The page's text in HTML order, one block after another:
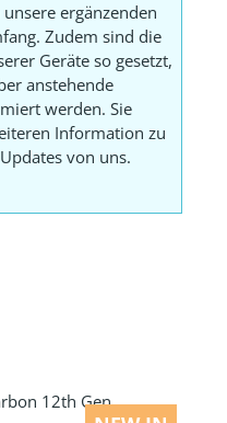
ergänzenden
Zudem sind die
Geräte so gesetzt,
anstehende
werden. Sie
Information zu
von uns.